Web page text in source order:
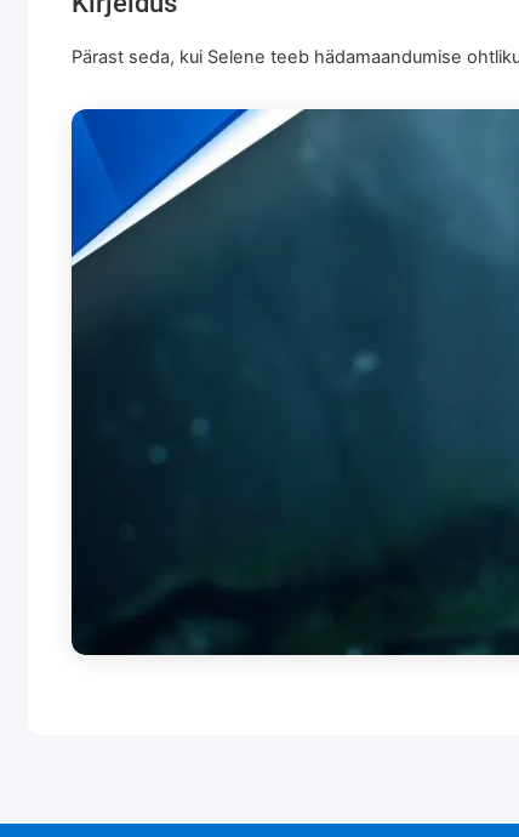
Pärast seda, kui Selene teeb hädamaandumise